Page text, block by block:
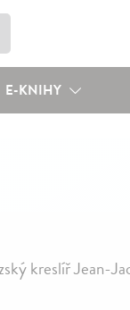
E-KNIHY
kreslíř Jean-